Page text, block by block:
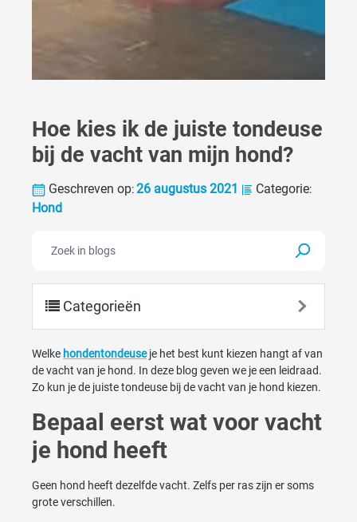
Hoe kies ik de juiste tondeuse
bij de vacht van mijn hond?
Geschreven op:26 augustus 2021 Categorie:
Hond
Categorieën
Welke hondentondeuseje het best kunt kiezen hangt af van
de vacht van je hond. In deze blog geven we je een leidraad.
Zo kun je de juiste tondeuse bij de vacht van je hond kiezen.
Bepaal eerst wat voor vacht
je hond heeft
Geen hond heeft dezelfde vacht. Zelfs per ras zijn er soms
grote verschillen.